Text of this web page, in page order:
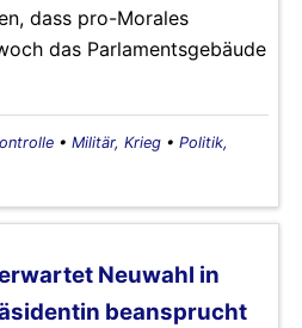
dass pro-Morales
das Parlamentsgebäude
• Militär, Krieg • Politik,
Neuwahl in
beansprucht